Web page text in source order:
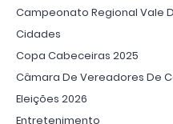
Campeonato Regional Vale
Cidades
Copa Cabeceiras 2025
Câmara De Vereadores De
Eleições 2026
Entretenimento